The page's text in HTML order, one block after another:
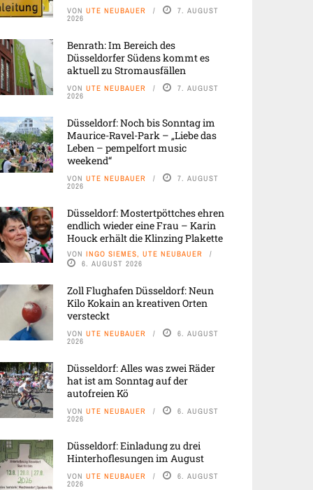
VON UTE NEUBAUER 7. AUGUST
2026
Benrath: Im Bereich des
Düsseldorfer Südens kommt es
aktuell zu Stromausfällen
VON UTE NEUBAUER 7. AUGUST
2026
Düsseldorf: Noch bis Sonntag im
Maurice-Ravel-Park – „Liebe das
Leben – pempelfort music
weekend“
VON UTE NEUBAUER 7. AUGUST
2026
Düsseldorf: Mostertpöttches ehren
endlich wieder eine Frau – Karin
Houck erhält die Klinzing Plakette
VON INGO SIEMES, UTE NEUBAUER
6. AUGUST 2026
Zoll Flughafen Düsseldorf: Neun
Kilo Kokain an kreativen Orten
versteckt
VON UTE NEUBAUER 6. AUGUST
2026
Düsseldorf: Alles was zwei Räder
hat ist am Sonntag auf der
autofreien Kö
VON UTE NEUBAUER 6. AUGUST
2026
Düsseldorf: Einladung zu drei
Hinterhoflesungen im August
VON UTE NEUBAUER 6. AUGUST
2026